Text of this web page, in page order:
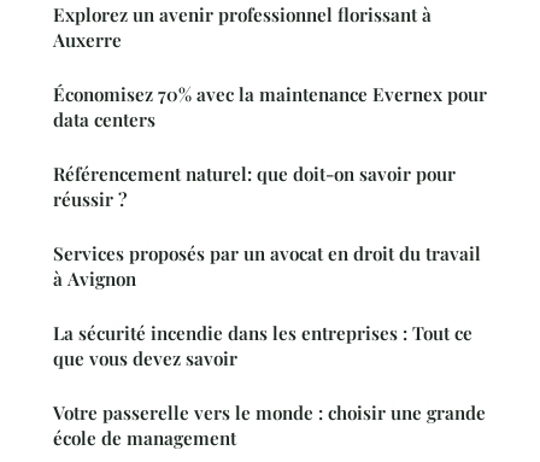
Explorez un avenir professionnel florissant à
Auxerre
Économisez 70% avec la maintenance Evernex pour
data centers
Référencement naturel: que doit-on savoir pour
réussir ?
Services proposés par un avocat en droit du travail
à Avignon
La sécurité incendie dans les entreprises : Tout ce
que vous devez savoir
Votre passerelle vers le monde : choisir une grande
école de management